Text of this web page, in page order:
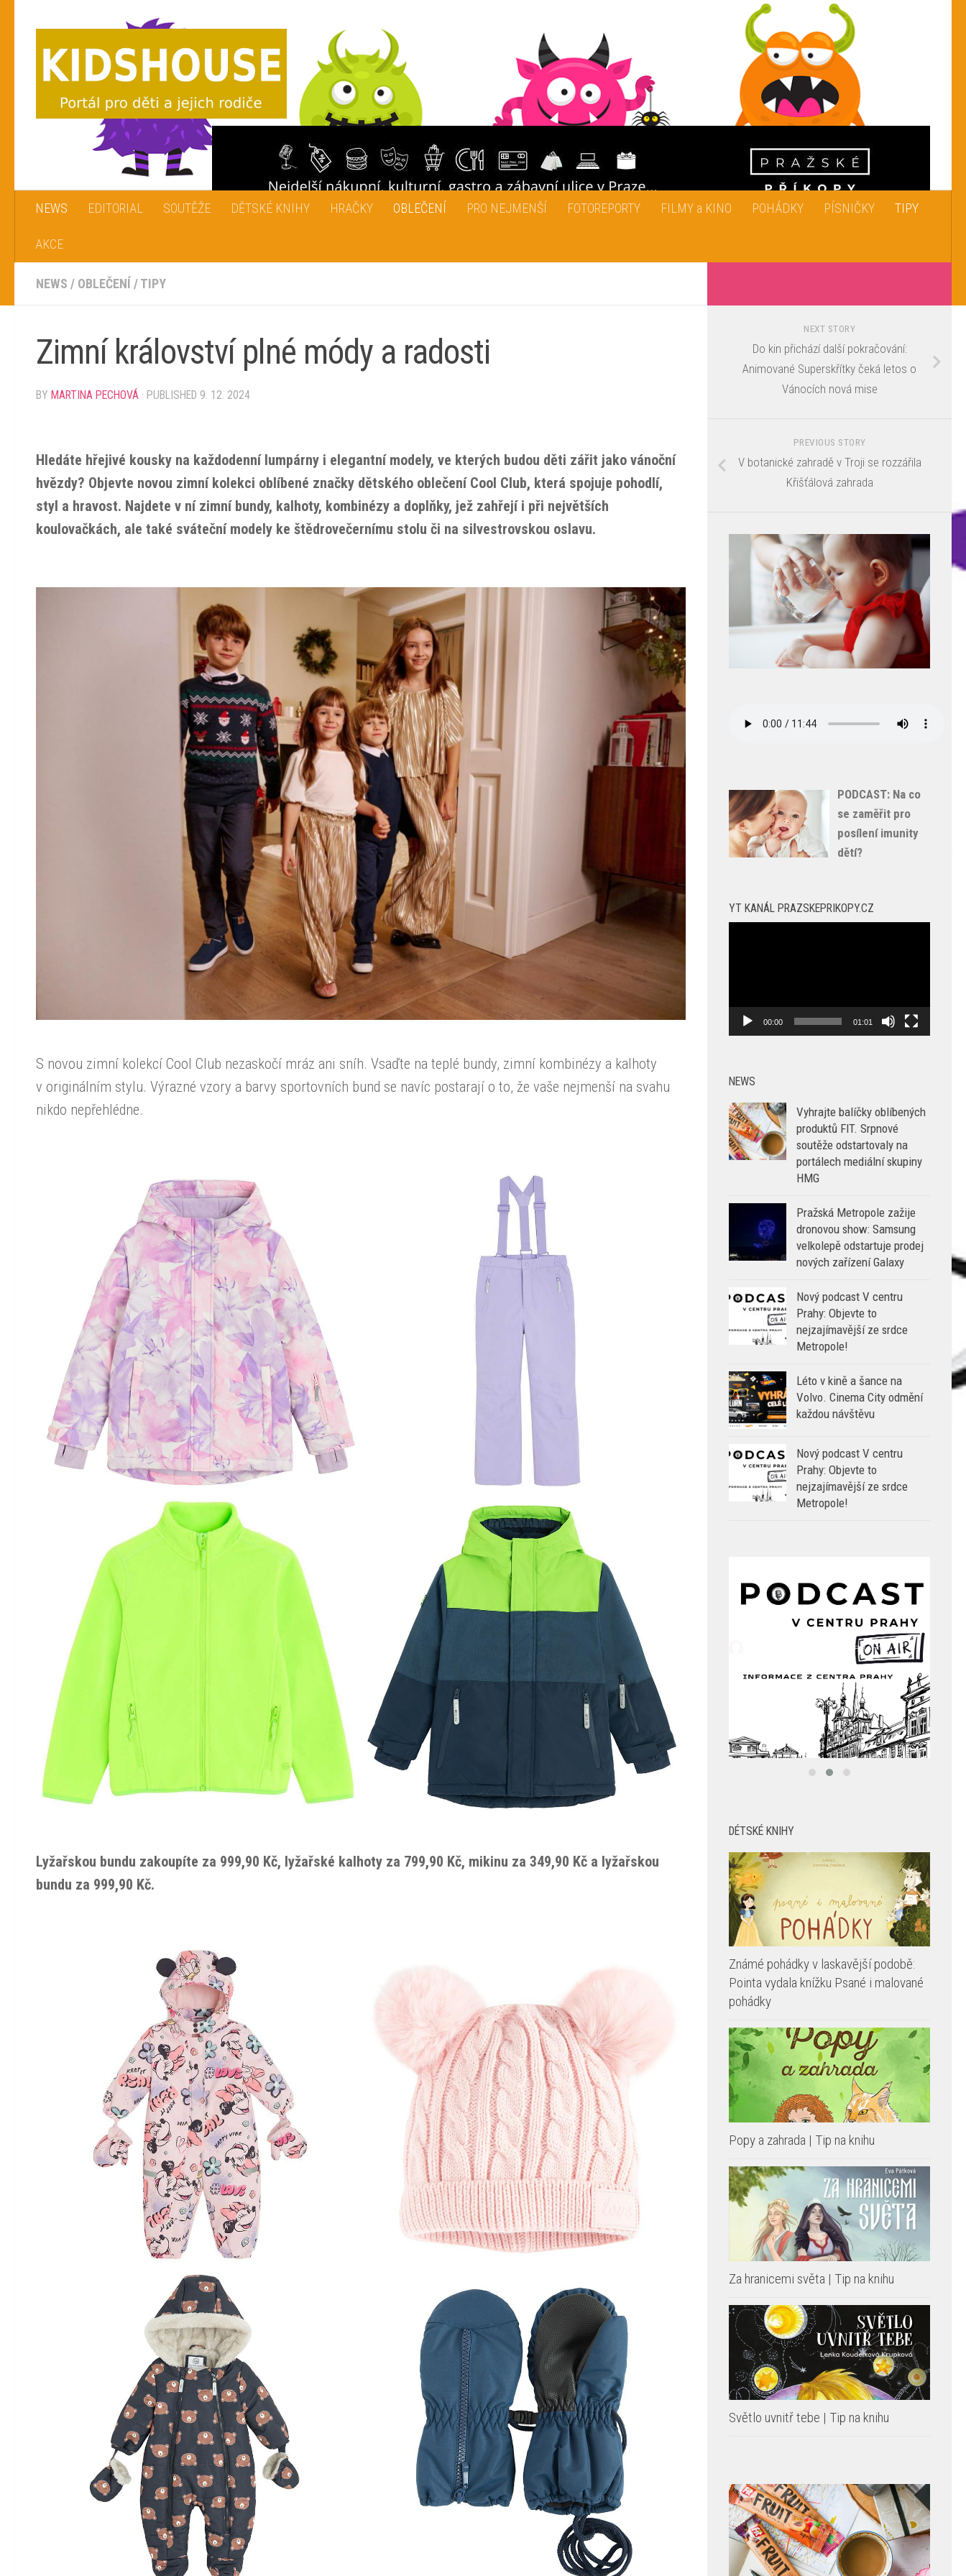
NEWS EDITORIAL SOUTĚŽE DĚTSKÉ KNIHY HRAČKY OBLEČENÍ PRO NEJMENŠÍ FOTOREPORTY FILMY a KINO POHÁDKY PÍSNIČKY TIPY
AKCE
NEWS / OBLEČENÍ /TIPY
Zimní království plné módy a radosti
BY MARTINA PECHOVÁ · PUBLISHED 9. 12. 2024
Hledáte hřejivé kousky na každodenní lumpárny i elegantní modely, ve kterých budou děti zářit jako vánoční
hvězdy? Objevte novou zimní kolekci oblíbené značky dětského oblečení Cool Club, která spojuje pohodlí,
styl a hravost. Najdete v ní zimní bundy, kalhoty, kombinézy a doplňky, jež zahřejí i při největších
koulovačkách, ale také sváteční modely ke štědrovečernímu stolu či na silvestrovskou oslavu.
S novou zimní kolekcí Cool Club nezaskočí mráz ani sníh. Vsaďte na teplé bundy, zimní kombinézy a kalhoty
v originálním stylu. Výrazné vzory a barvy sportovních bund se navíc postarají o to, že vaše nejmenší na svahu
nikdo nepřehlédne.
Lyžařskou bundu zakoupíte za 999,90 Kč, lyžařské kalhoty za 799,90 Kč, mikinu za 349,90 Kč a lyžařskou
bundu za 999,90 Kč.
NEXT STORY
Do kin přichází další pokračování:
Animované Superskřítky čeká letos o
Vánocích nová mise
PREVIOUS STORY
V botanické zahradě v Troji se rozzářila
Křišťálová zahrada
PODCAST: Na co
se zaměřit pro
posílení imunity
dětí?
YT KANÁL PRAZSKEPRIKOPY.CZ
00:00 01:01
NEWS
Vyhrajte balíčky oblíbených
produktů FIT. Srpnové
soutěže odstartovaly na
portálech mediální skupiny
HMG
Pražská Metropole zažije
dronovou show: Samsung
velkolepě odstartuje prodej
nových zařízení Galaxy
Nový podcast V centru
Prahy: Objevte to
nejzajímavější ze srdce
Metropole!
Léto v kině a šance na
Volvo. Cinema City odmění
každou návštěvu
Nový podcast V centru
Prahy: Objevte to
nejzajímavější ze srdce
Metropole!
DÉTSKÉ KNIHY
Známé pohádky v laskavější podobě:
Pointa vydala knížku Psané i malované
pohádky
Popy a zahrada | Tip na knihu
Za hranicemi světa | Tip na knihu
Světlo uvnitř tebe | Tip na knihu